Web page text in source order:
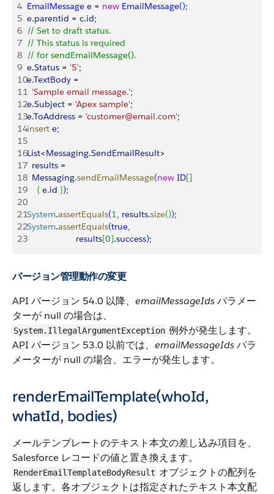
4 EmailMessage e = new EmailMessage();
5 e.parentid = c.id;
6 // Set to draft status.
7 // This status is required
8 // for sendEmailMessage().
9 e.Status = '5';
10e.TextBody =
11
  'Sample email message.'
;
12e.Subject = 'Apex sample';
13e.ToAddress = 'customer@email.com';
14insert e;
15
16List<Messaging.SendEmailResult>
17
  results
=
18
  Messaging
.sendEmailMessage(new ID[]
19
{ e.id });
20
21System.assertEquals(1, results.size());
22System.assertEquals(true,
23
                    results
[0].success);
バージョン管理動作の変更
API バージョン 54.0 以降、 emailMessageIdsパラメー
ターが null の場合は、
System.IllegalArgumentException 例外が発生します。
API バージョン 53.0 以前では、 emailMessageIdsパラ
メーターが null の場合、エラーが発生します。
renderEmailTemplate(whoId,
whatId, bodies)
メールテンプレートのテキスト本文の差し込み項目を、
Salesforce レコードの値と置き換えます。
RenderEmailTemplateBodyResult オブジェクトの配列を
返します。各オブジェクトは指定されたテキスト本文配